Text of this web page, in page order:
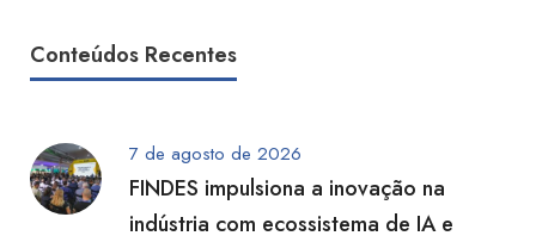
Conteúdos Recentes
7 de agosto de 2026
FINDES impulsiona a inovação na
indústria com ecossistema de IA e